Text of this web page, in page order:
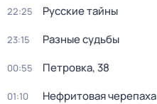
22:25 Русские тайны
23:15 Разные судьбы
00:55 Петровка, 38
01:10 Нефритовая черепаха